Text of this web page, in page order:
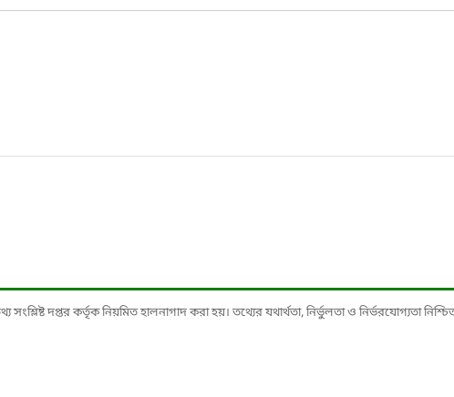
দপ্তর কর্তৃক নিয়মিত হালনাগাদ করা হয়। তথ্যের যথার্থতা, নির্ভুলতা ও নির্ভরযোগ্যতা নিশ্চিত